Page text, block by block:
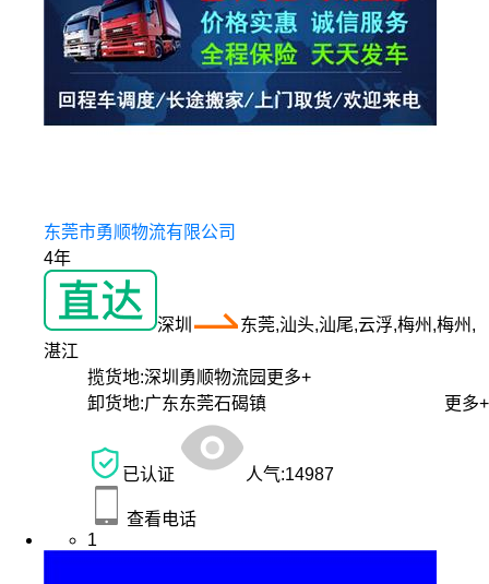
东莞市勇顺物流有限公司
4年
深圳
东莞,汕头,汕尾,云浮,梅州,梅州,
湛江
揽货地:深圳勇顺物流园 更多+
卸货地:广东东莞石碣镇 更多+
已认证 人气:14987
查看电话
1